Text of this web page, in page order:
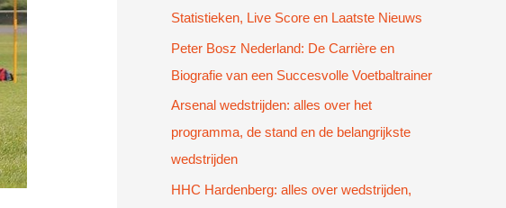
:Statistieken, Live Score en Laatste Nieuws
Peter Bosz Nederland: De Carrière en
Biografie van een Succesvolle Voetbaltrainer
Arsenal wedstrijden: alles over het
programma, de stand en de belangrijkste
wedstrijden
HHC Hardenberg: alles over wedstrijden,